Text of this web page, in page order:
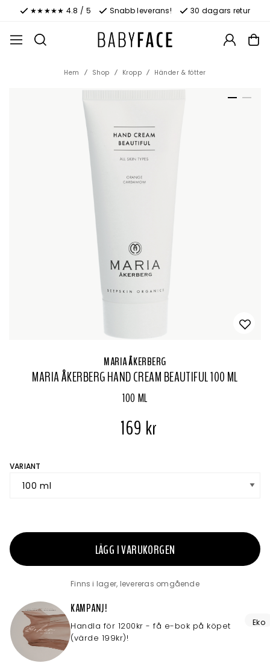
★★★★★ 4.8 / 5 Snabb leverans! 30 dagars retur
Hem Shop Kropp Händer & fötter
MARIA ÅKERBERG
MARIA ÅKERBERG HAND CREAM BEAUTIFUL 100 ML
100 ML
169 kr
VARIANT
LÄGG I VARUKORGEN
Finns i lager, levereras omgående
KAMPANJ!
Handla för 1200kr - få e-bok på köpet
(värde 199kr)!
Eko